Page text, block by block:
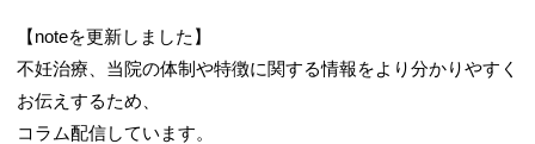
【noteを更新しました】
不妊治療、当院の体制や特徴に関する情報をより分かりやすく
お伝えするため、
コラム配信しています。